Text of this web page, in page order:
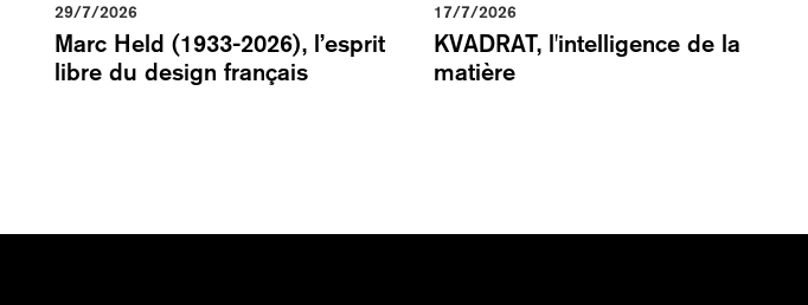
29/7/2026
Marc Held (1933-2026), l’esprit
libre du design français
17/7/2026
KVADRAT, l'intelligence de la
matière